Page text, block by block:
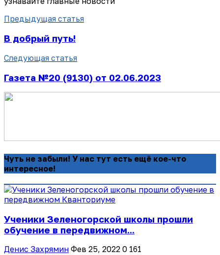
Предыдущая статья
В добрый путь!
Следующая статья
Газета №20 (9130) от 02.06.2023
Чуть не забыли! У нас тут есть ещё кое-что
интересное!
Ученики Зеленогорской школы прошли
обучение в передвижном...
Денис Захрямин Фев 25, 2022 0 161